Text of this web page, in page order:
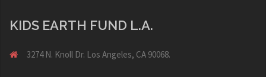
KIDS EARTH FUND L.A.
3274 N. Knoll Dr. Los Angeles, CA 90068.